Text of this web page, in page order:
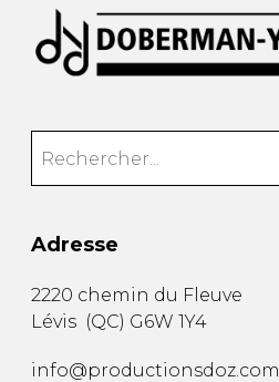
Adresse
2220 chemin du Fleuve
Lévis (QC) G6W 1Y4
info@productionsdoz.com